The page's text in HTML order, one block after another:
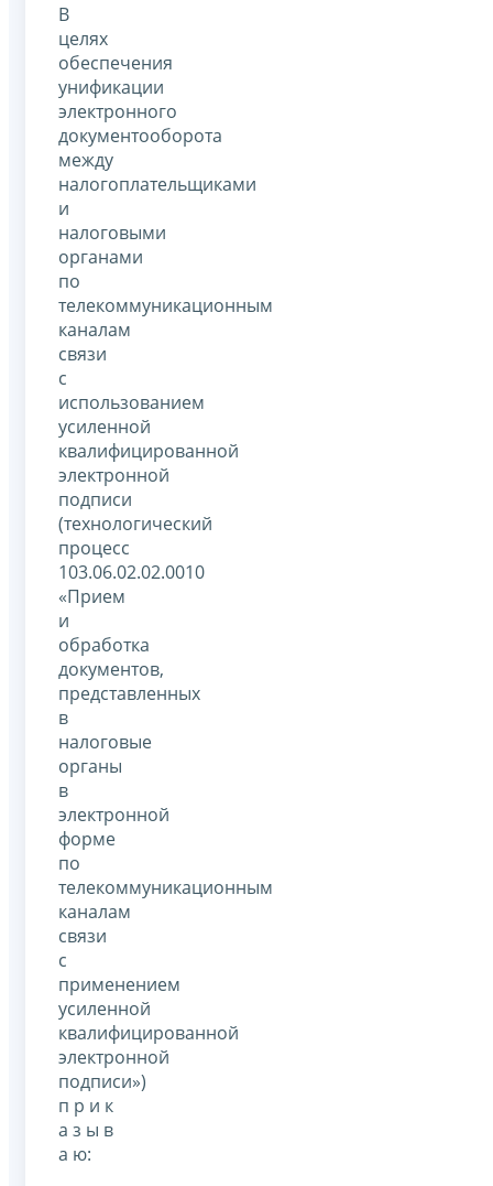
В
целях
обеспечения
унификации
электронного
документооборота
между
налогоплательщиками
и
налоговыми
органами
по
телекоммуникационным
каналам
связи
с
использованием
усиленной
квалифицированной
электронной
подписи
(технологический
процесс
103.06.02.02.0010
«Прием
и
обработка
документов,
представленных
в
налоговые
органы
в
электронной
форме
по
телекоммуникационным
каналам
связи
с
применением
усиленной
квалифицированной
электронной
подписи»)
п р и к
а з ы в
а ю: